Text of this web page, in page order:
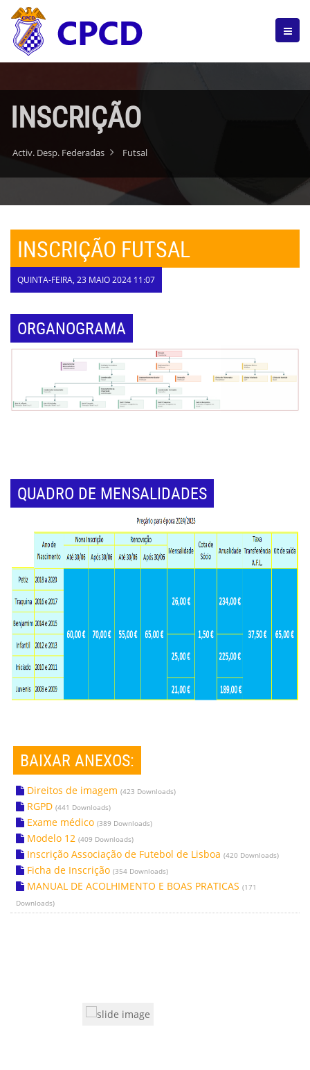
INSCRIÇÃO
Activ. Desp. Federadas Futsal
INSCRIÇÃO FUTSAL
QUINTA-FEIRA, 23 MAIO 2024 11:07
ORGANOGRAMA
QUADRO DE MENSALIDADES
BAIXAR ANEXOS:
Direitos de imagem (423 Downloads)
RGPD (441 Downloads)
Exame médico (389 Downloads)
Modelo 12 (409 Downloads)
Inscrição Associação de Futebol de Lisboa (420 Downloads)
Ficha de Inscrição (354 Downloads)
MANUAL DE ACOLHIMENTO E BOAS PRATICAS (171
Downloads)